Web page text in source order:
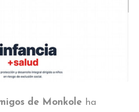
de Monkole ha